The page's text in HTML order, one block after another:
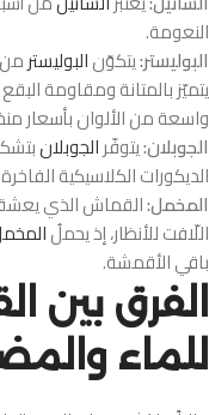
النعومة.
البوليستر:يتكوّنالبوليسترمن
يتميّز بالمتانة ومقاومة
واسعة من الألوان بأسعار
الجوبلان:يتوفّرالجوبلان
الديكورات الكلاسيكية
المخمل:القماش الذي
اللّافت للأنظار، إذ يحملُ
باقي الأقمشة.
الفرق بين
للماء